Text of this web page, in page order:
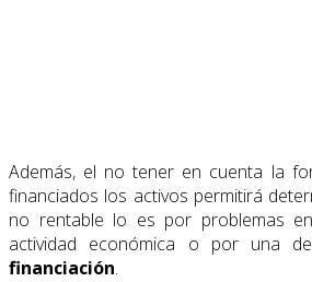
Además, el no tener en cuenta la
financiados los activos permitirá
no rentable lo es por problemas
actividad económica o por una
financiación.